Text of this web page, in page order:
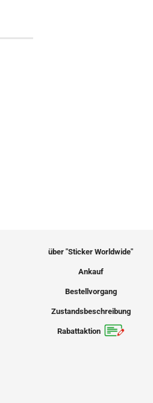
über "Sticker Worldwide"
Ankauf
Bestellvorgang
Zustandsbeschreibung
Rabattaktion